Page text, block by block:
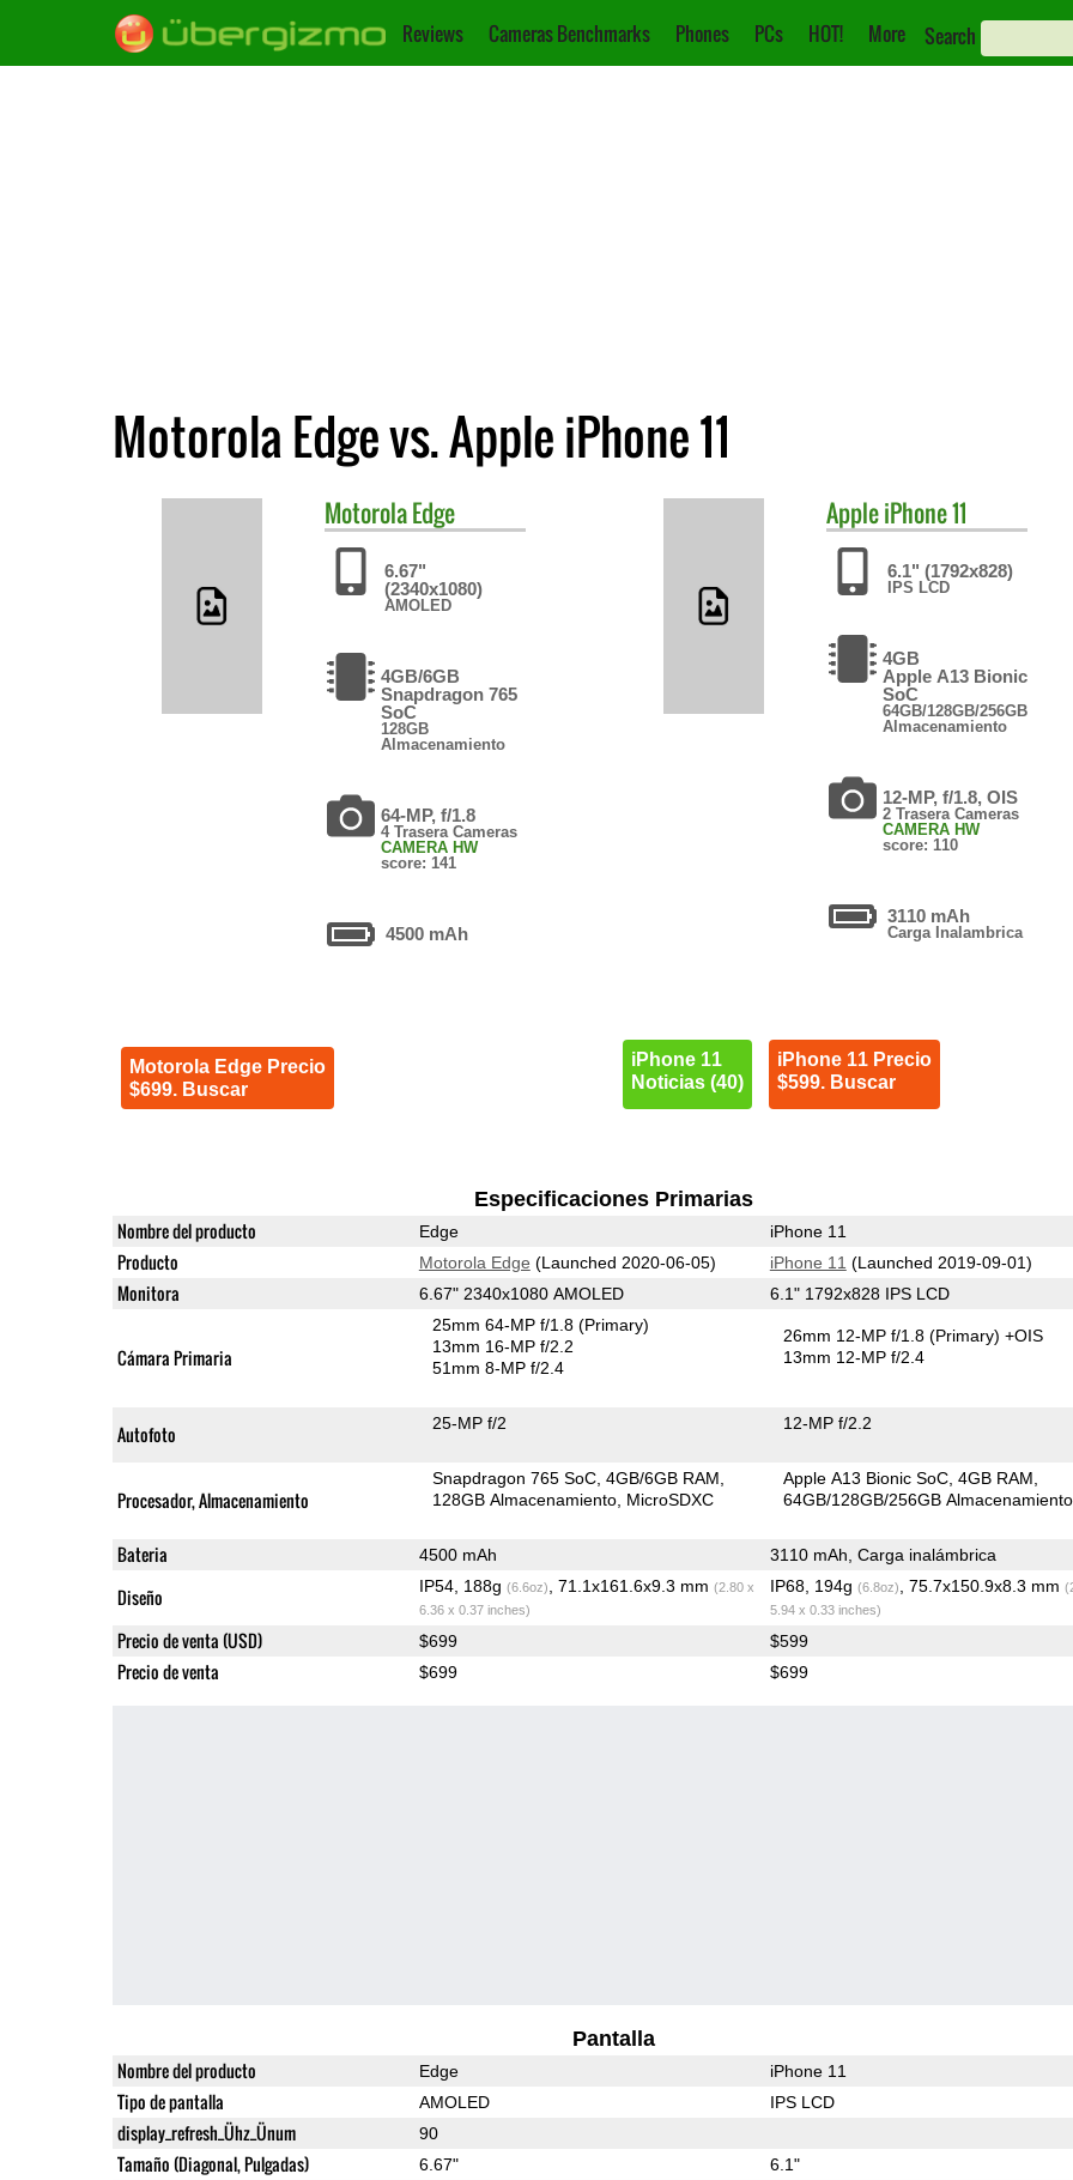
Reviews Cameras Benchmarks Phones PCs HOT! More Search
Motorola Edge vs. Apple iPhone 11
MotorolaEdge
6.67"
(2340x1080)
AMOLED
4GB/6GB
Snapdragon 765
SoC
128GB
Almacenamiento
64-MP, f/1.8
4 Trasera Cameras
CAMERA HW
score: 141
4500 mAh
Motorola Edge Precio
$699. Buscar
AppleiPhone 11
6.1" (1792x828)
IPS LCD
4GB
Apple A13 Bionic
SoC
64GB/128GB/256GB
Almacenamiento
12-MP, f/1.8, OIS
2 Trasera Cameras
CAMERA HW
score: 110
3110 mAh
Carga Inalambrica
iPhone 11
Noticias (40)
iPhone 11 Precio
$599. Buscar
Especificaciones Primarias
Nombre del producto Edge iPhone 11
Producto Motorola Edge (Launched 2020-06-05) iPhone 11 (Launched 2019-09-01)
Monitora 6.67" 2340x1080 AMOLED 6.1" 1792x828 IPS LCD
Cámara Primaria
25mm 64-MP f/1.8(Primary)
13mm 16-MP f/2.2
51mm 8-MP f/2.4
26mm 12-MP f/1.8(Primary) +OIS
13mm 12-MP f/2.4
Autofoto 25-MP f/2 12-MP f/2.2
Procesador, Almacenamiento
Snapdragon 765 SoC 4GB/6GB RAM
128GB Almacenamiento MicroSDXC
Apple A13 Bionic SoC 4GB RAM
64GB/128GB/256GB Almacenamiento
Bateria 4500 mAh 3110 mAh, Carga inalámbrica
Diseño IP54, 188g (6.6oz) , 71.1x161.6x9.3 mm (2.80 x
6.36 x 0.37 inches)
IP68, 194g (6.8oz) , 75.7x150.9x8.3 mm
5.94 x 0.33 inches)
Precio de venta (USD) $699 $599
Precio de venta $699 $699
Pantalla
Nombre del producto Edge iPhone 11
Tipo de pantalla AMOLED IPS LCD
display_refresh_Ühz_Ünum 90
Tamaño (Diagonal, Pulgadas) 6.67" 6.1"